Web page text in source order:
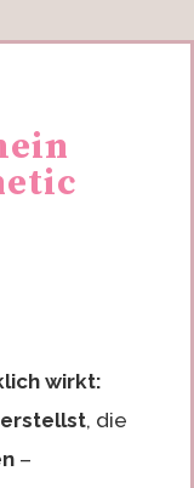
wirkt:
erstellst, die
–